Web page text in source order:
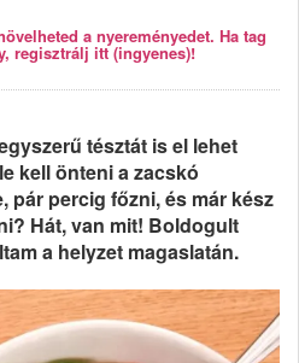
a nyereményedet. Ha tag
regisztrálj itt (ingyenes)!
tésztát is el lehet
kell önteni a zacskó
pár percig főzni, és már kész
Hát, van mit! Boldogult
a helyzet magaslatán.